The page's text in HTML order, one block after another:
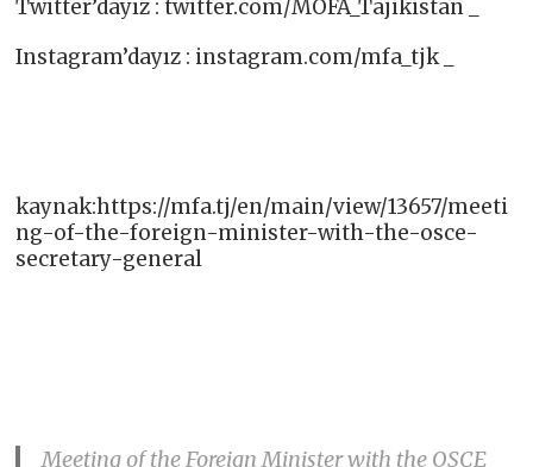
Twitter’dayız : twitter.com/MOFA_Tajikistan _
Instagram’dayız : instagram.com/mfa_tjk _
kaynak:https://mfa.tj/en/main/view/13657/meeti
ng-of-the-foreign-minister-with-the-osce-
secretary-general
Meeting of the Foreign Minister with the OSCE